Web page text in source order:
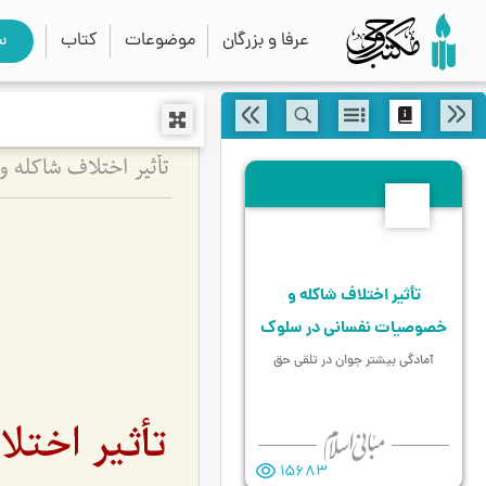
عرفا و بزرگان موضوعات کتاب
تأثیر اختلاف شاکله و
خصوصیات نفسانی در سلوک
آمادگی بیشتر جوان در تلقی حق
15683
تأثیر اختلاف
تأثیر